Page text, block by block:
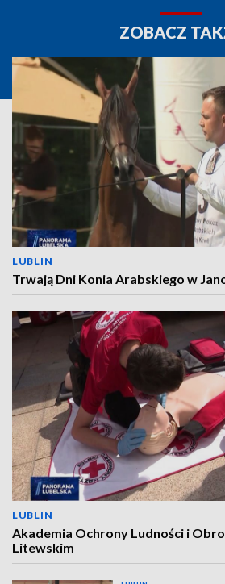
ZOBACZ
LUBLIN
Trwają Dni Konia Arabskiego w
LUBLIN
Akademia Ochrony Ludności i
Litewskim